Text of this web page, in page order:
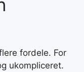
fordele. For
ukompliceret.